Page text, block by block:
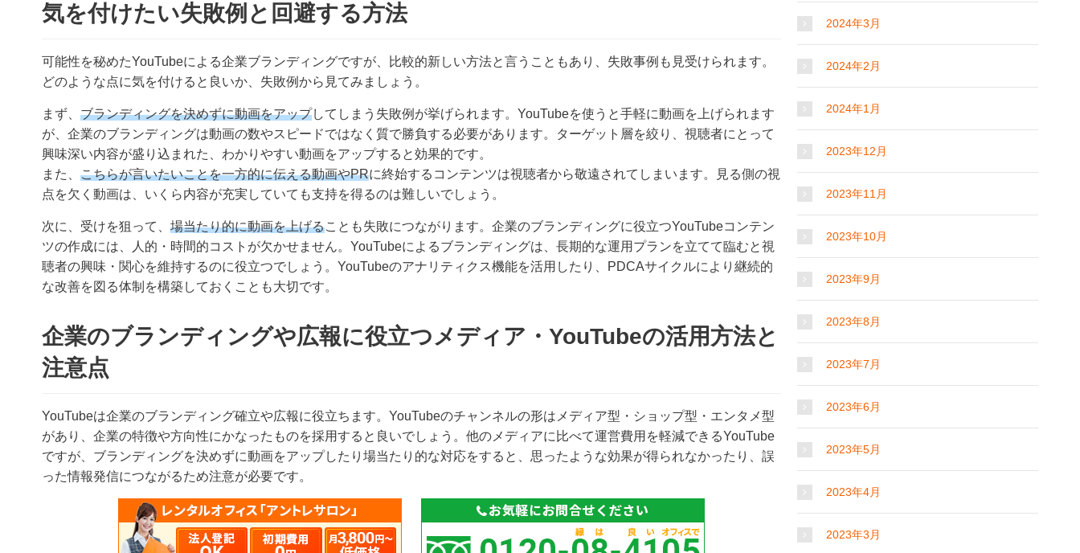
気を付けたい失敗例と回避する方法
可能性を秘めたYouTubeによる企業ブランディングですが、比較的新しい方法と言うこともあり、失敗事例も見受けられます。
どのような点に気を付けると良いか、失敗例から見てみましょう。
まず、 ブランディングを決めずに動画をアップしてしまう失敗例が挙げられます。YouTubeを使うと手軽に動画を上げられます
が、企業のブランディングは動画の数やスピードではなく質で勝負する必要があります。ターゲット層を絞り、視聴者にとって
興味深い内容が盛り込まれた、わかりやすい動画をアップすると効果的です。
また、 こちらが言いたいことを一方的に伝える動画やPRに終始するコンテンツは視聴者から敬遠されてしまいます。見る側の視
点を欠く動画は、いくら内容が充実していても支持を得るのは難しいでしょう。
次に、受けを狙って、 場当たり的に動画を上げることも失敗につながります。企業のブランディングに役立つYouTubeコンテン
ツの作成には、人的・時間的コストが欠かせません。YouTubeによるブランディングは、長期的な運用プランを立てて臨むと視
聴者の興味・関心を維持するのに役立つでしょう。YouTubeのアナリティクス機能を活用したり、PDCAサイクルにより継続的
な改善を図る体制を構築しておくことも大切です。
企業のブランディングや広報に役立つメディア・YouTubeの活用方法と
注意点
YouTubeは企業のブランディング確立や広報に役立ちます。YouTubeのチャンネルの形はメディア型・ショップ型・エンタメ型
があり、企業の特徴や方向性にかなったものを採用すると良いでしょう。他のメディアに比べて運営費用を軽減できるYouTube
ですが、ブランディングを決めずに動画をアップしたり場当たり的な対応をすると、思ったような効果が得られなかったり、誤
った情報発信につながるため注意が必要です。
2024年3月
2024年2月
2024年1月
2023年12月
2023年11月
2023年10月
2023年9月
2023年8月
2023年7月
2023年6月
2023年5月
2023年4月
2023年3月